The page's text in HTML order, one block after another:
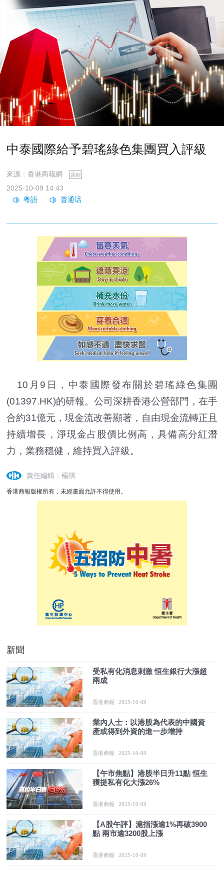
中泰國際給予碧瑤綠色集團買入評級
來源：香港商報網 原創
2025-10-09 14:43
10月9日，中泰國際發布關於碧瑤綠色集團
(01397.HK)的研報。公司深耕香港公營部門，在手
合約31億元，現金流改善顯著，自由現金流轉正且
持續增長，淨現金占股價比例高，具備高分紅潛
力，業務穩健，維持買入評級。
責任編輯：楊琪
香港商報版權所有，未經書面允許不得使用。
新聞
受私有化消息刺激 恒生銀行大漲超
兩成
香港商報 2025-10-09
業內人士：以港股為代表的中國資
產或得到外資的進一步增持
香港商報 2025-10-09
【午市焦點】港股半日升11點 恒生
獲提私有化大漲26%
香港商報 2025-10-09
【A股午評】滬指漲逾1%再破3900
點 兩市逾3200股上漲
香港商報 2025-10-09